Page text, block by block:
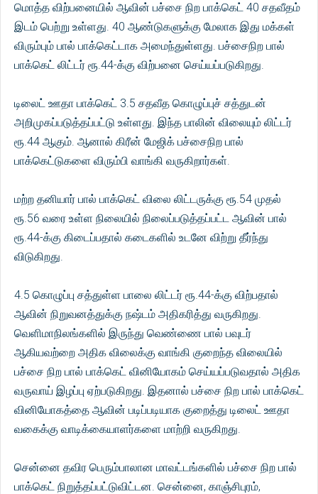
மொத்த விற்பனையில் ஆவின் பச்சை நிற பாக்கெட் 40 சதவீதம்
இடம் பெற்று உள்ளது. 40 ஆண்டுகளுக்கு மேலாக இது மக்கள்
விரும்பும் பால் பாக்கெட்டாக அமைந்துள்ளது. பச்சைநிற பால்
பாக்கெட் லிட்டர் ரூ.44-க்கு விற்பனை செய்யப்படுகிறது.
டிலைட் ஊதா பாக்கெட் 3.5 சதவீத கொழுப்புச் சத்துடன்
அறிமுகப்படுத்தப்பட்டு உள்ளது. இந்த பாலின் விலையும் லிட்டர்
ரூ.44 ஆகும். ஆனால் கிரீன் மேஜிக் பச்சைநிற பால்
பாக்கெட்டுகளை விரும்பி வாங்கி வருகிறார்கள்.
மற்ற தனியார் பால் பாக்கெட் விலை லிட்டருக்கு ரூ.54 முதல்
ரூ.56 வரை உள்ள நிலையில் நிலைப்படுத்தப்பட்ட ஆவின் பால்
ரூ.44-க்கு கிடைப்பதால் கடைகளில் உடனே விற்று தீர்ந்து
விடுகிறது.
4.5 கொழுப்பு சத்துள்ள பாலை லிட்டர் ரூ.44-க்கு விற்பதால்
ஆவின் நிறுவனத்துக்கு நஷ்டம் அதிகரித்து வருகிறது.
வெளிமாநிலங்களில் இருந்து வெண்ணை பால் பவுடர்
ஆகியவற்றை அதிக விலைக்கு வாங்கி குறைந்த விலையில்
பச்சை நிற பால் பாக்கெட் வினியோகம் செய்யப்படுவதால் அதிக
வருவாய் இழப்பு ஏற்படுகிறது. இதனால் பச்சை நிற பால் பாக்கெட்
வினியோகத்தை ஆவின் படிப்படியாக குறைத்து டிலைட் ஊதா
வகைக்கு வாடிக்கையாளர்களை மாற்றி வருகிறது.
சென்னை தவிர பெரும்பாலான மாவட்டங்களில் பச்சை நிற பால்
பாக்கெட் நிறுத்தப்பட்டுவிட்டன. சென்னை, காஞ்சிபுரம்,